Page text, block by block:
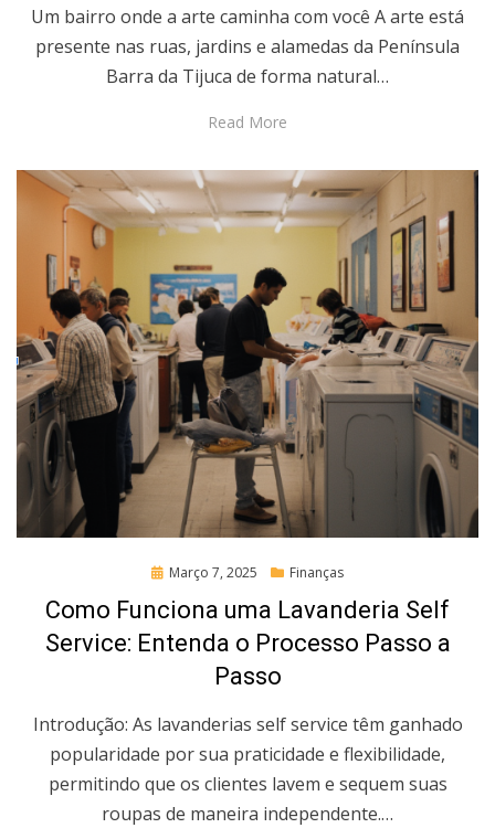
Um bairro onde a arte caminha com você A arte está
presente nas ruas, jardins e alamedas da Península
Barra da Tijuca de forma natural…
Read More
PostedMarço 7, 2025 Finanças
Como Funciona uma Lavanderia Self
Service: Entenda o Processo Passo a
Passo
Introdução: As lavanderias self service têm ganhado
popularidade por sua praticidade e flexibilidade,
permitindo que os clientes lavem e sequem suas
roupas de maneira independente.…